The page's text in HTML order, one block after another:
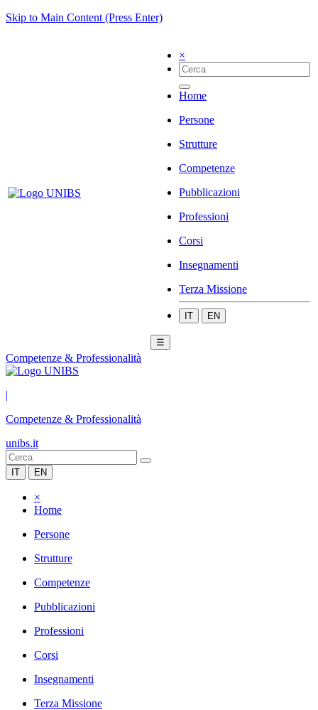
Skip to Main Content (Press Enter)
×
Home
Persone
Strutture
Competenze
Pubblicazioni
Professioni
Corsi
Insegnamenti
Terza Missione
IT EN
☰
Competenze & Professionalità
|
Competenze & Professionalità
unibs.it
IT EN
×
Home
Persone
Strutture
Competenze
Pubblicazioni
Professioni
Corsi
Insegnamenti
Terza Missione